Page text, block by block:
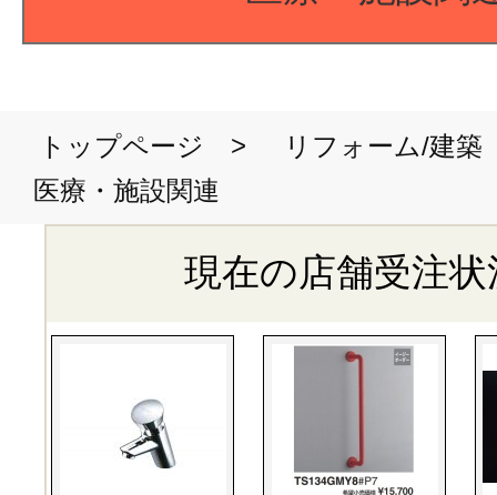
トップページ >
リフォーム/建築
医療・施設関連
現在の店舗受注状